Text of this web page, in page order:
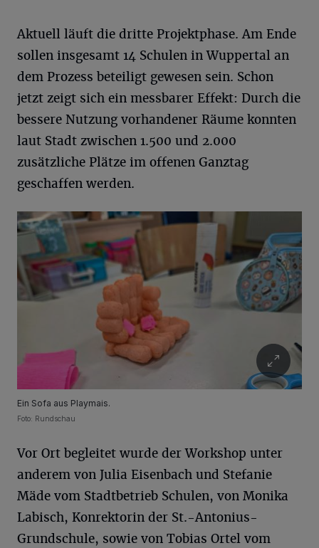
Aktuell läuft die dritte Projektphase. Am Ende
sollen insgesamt 14 Schulen in Wuppertal an
dem Prozess beteiligt gewesen sein. Schon
jetzt zeigt sich ein messbarer Effekt: Durch die
bessere Nutzung vorhandener Räume konnten
laut Stadt zwischen 1.500 und 2.000
zusätzliche Plätze im offenen Ganztag
geschaffen werden.
Ein Sofa aus Playmais.
Foto: Rundschau
Vor Ort begleitet wurde der Workshop unter
anderem von Julia Eisenbach und Stefanie
Mäde vom Stadtbetrieb Schulen, von Monika
Labisch, Konrektorin der St.-Antonius-
Grundschule, sowie von Tobias Ortel vom